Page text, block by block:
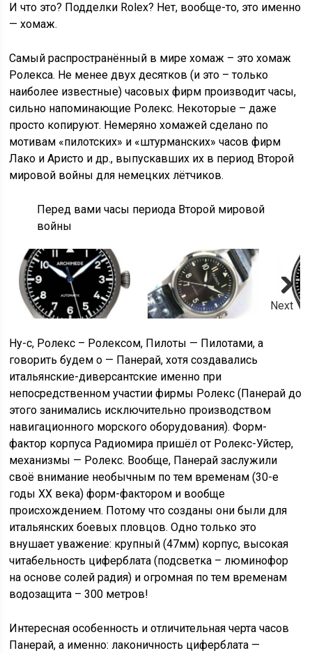
И что это? Подделки Rolex? Нет, вообще-то, это именно
— хомаж.
Самый распространённый в мире хомаж – это хомаж
Ролекса. Не менее двух десятков (и это – только
наиболее известные) часовых фирм производит часы,
сильно напоминающие Ролекс. Некоторые – даже
просто копируют. Немеряно хомажей сделано по
мотивам «пилотских» и «штурманских» часов фирм
Лако и Аристо и др., выпускавших их в период Второй
мировой войны для немецких лётчиков.
Перед вами часы периода Второй мировой
войны
Next
Ну-с, Ролекс – Ролексом, Пилоты — Пилотами, а
говорить будем о — Панерай, хотя создавались
итальянские-диверсантские именно при
непосредственном участии фирмы Ролекс (Панерай до
этого занимались исключительно производством
навигационного морского оборудования). Форм-
фактор корпуса Радиомира пришёл от Ролекс-Уйстер,
механизмы — Ролекс. Вообще, Панерай заслужили
своё внимание необычным по тем временам (30-е
годы ХХ века) форм-фактором и вообще
происхождением. Потому что созданы они были для
итальянских боевых пловцов. Одно только это
внушает уважение: крупный (47мм) корпус, высокая
читабельность циферблата (подсветка – люминофор
на основе солей радия) и огромная по тем временам
водозащита – 300 метров!
Интересная особенность и отличительная черта часов
Панерай, а именно: лаконичность циферблата —